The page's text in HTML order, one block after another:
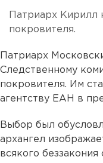
Патриарх Кирилл
покровителя.
Патриарх
Следственному
покровителя. Им
агентству ЕАН в
Выбор был
архангел
всякого